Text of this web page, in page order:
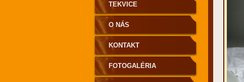
TEKVICE
O NÁS
KONTAKT
FOTOGALÉRIA